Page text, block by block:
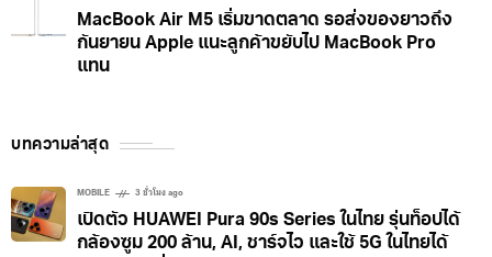
MacBook Air M5 เริ่มขาดตลาด รอส่งของยาวถึง
กันยายน Apple แนะลูกค้าขยับไป MacBook Pro
แทน
บทความล่าสุด
MOBILE 3 ชั่วโมง ago
เปิดตัว HUAWEI Pura 90s Series ในไทย รุ่นท็อปได้
กล้องซูม 200 ล้าน, AI, ชาร์จไว และใช้ 5G ในไทยได้